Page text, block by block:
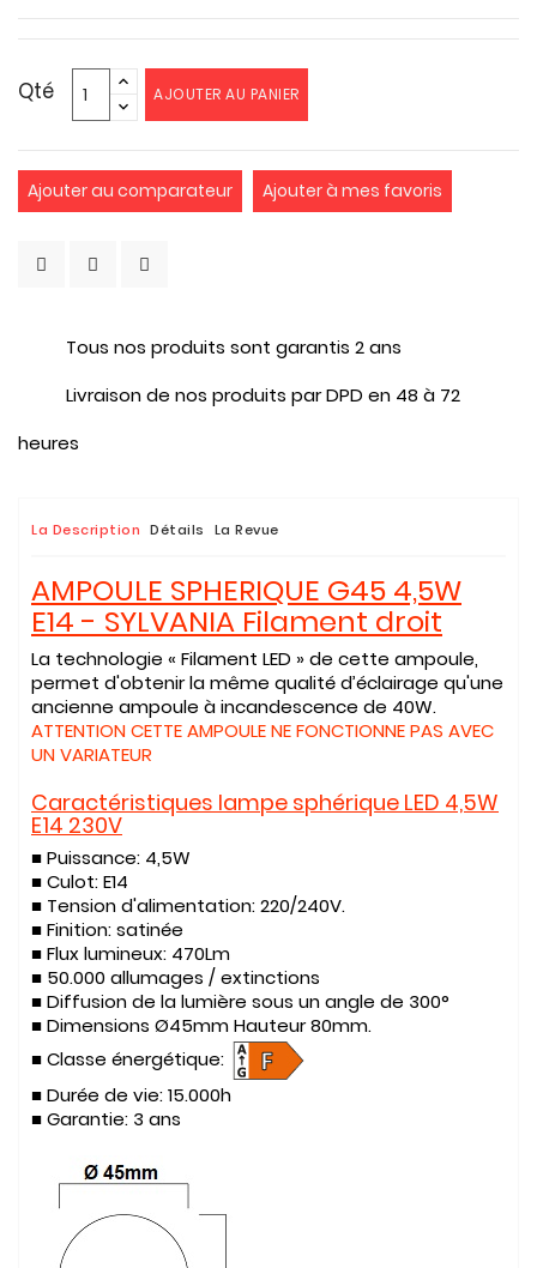
Qté AJOUTER AU PANIER
Ajouter au comparateur Ajouter à mes favoris
Tous nos produits sont garantis 2 ans
Livraison de nos produits par DPD en 48 à 72
heures
La Description Détails La Revue
AMPOULE SPHERIQUE G45 4,5W
E14 - SYLVANIA Filament droit
La technologie « Filament LED » de cette ampoule,
permet d'obtenir la même qualité d’éclairage qu'une
ancienne ampoule à incandescence de 40W.
ATTENTION CETTE AMPOULE NE FONCTIONNE PAS AVEC
UN VARIATEUR
Caractéristiques lampe sphérique LED 4,5W
E14 230V
■ Puissance: 4,5W
■ Culot: E14
■ Tension d'alimentation: 220/240V.
■ Finition: satinée
■ Flux lumineux: 470Lm
■ 50.000 allumages / extinctions
■ Diffusion de la lumière sous un angle de 300°
■ Dimensions Ø45mm Hauteur 80mm.
■ Classe énergétique:
■ Durée de vie:15.000h
■Garantie: 3 ans